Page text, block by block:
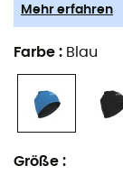
Mehr erfahren
Farbe : Blau
Größe :
Mützefür all Ihre
bei Ihrer